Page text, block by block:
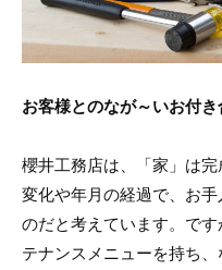
お客様とのなが～いお付き
櫻井工務店は、「家」は
変化や年月の経過で、お
のだと考えています。で
テナンスメニューを持ち